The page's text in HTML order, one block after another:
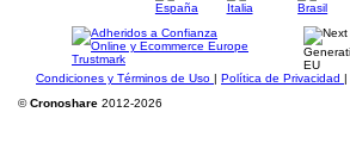
Condiciones y Términos de Uso | Política de Privacidad |
©Cronoshare 2012-2026